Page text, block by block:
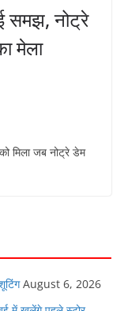
समझ, नोट्रे
मेला
मिला जब नोट्रे डेम
August 6, 2026